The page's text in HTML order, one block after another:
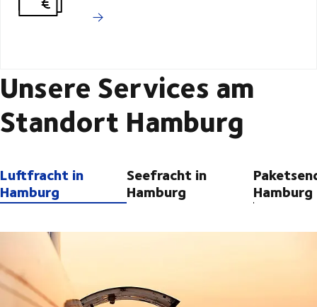
Unsere Services am
Standort Hamburg
Luftfracht in
Hamburg
Seefracht in
Hamburg Hamburg